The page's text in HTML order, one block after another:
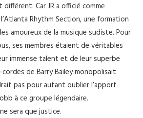
différent. Car JR a officié comme
Rhythm Section, une formation
amoureux de la musique sudiste. Pour
ses membres étaient de véritables
immense talent et de leur superbe
de Barry Bailey monopolisait
pas pour autant oublier l’apport
à ce groupe légendaire.
sera que justice.